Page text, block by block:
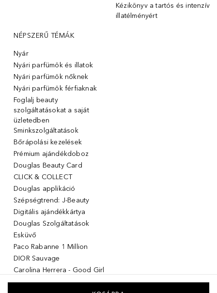
Kézikönyv a tartós és intenzív
illatélményért
NÉPSZERŰ TÉMÁK
Nyár
Nyári parfümök és illatok
Nyári parfümök nőknek
Nyári parfümök férfiaknak
Foglalj beauty
szolgáltatásokat a saját
üzletedben
Sminkszolgáltatások
Bőrápolási kezelések
Prémium ajándékdoboz
Douglas Beauty Card
CLICK & COLLECT
Douglas applikáció
Szépségtrend: J-Beauty
Digitális ajándékkártya
Douglas Szolgáltatások
Esküvő
Paco Rabanne 1 Million
DIOR Sauvage
Carolina Herrera - Good Girl
Giorgio Armani Stronger with